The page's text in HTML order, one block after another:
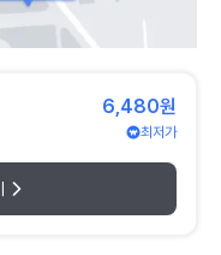
6,480원
최저가